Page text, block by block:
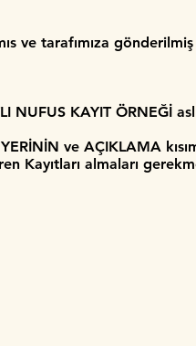
ve tarafımıza
KAYIT ÖRNEĞİ
ve AÇIKLAMA
Kayıtları almaları